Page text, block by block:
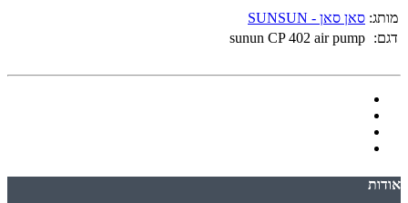
מותג: סאן סאן - SUNSUN
דגם: sunun CP 402 air pump
אודות